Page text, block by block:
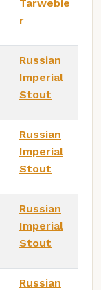
Tarwebie
r
Russian
Imperial
Stout
Russian
Imperial
Stout
Russian
Imperial
Stout
Russian